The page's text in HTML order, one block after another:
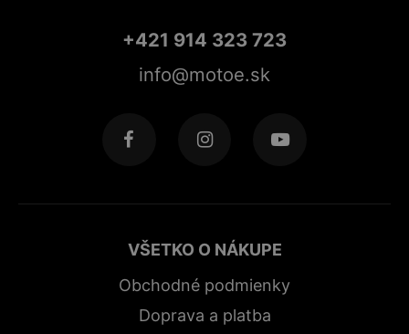
+421 914 323 723
info@motoe.sk
VŠETKO O NÁKUPE
Obchodné podmienky
Doprava a platba